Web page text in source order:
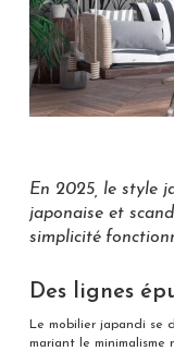
En 2025, le style
japonaise et
simplicité
Des lignes
Le mobilier japandi se
mariant le minimalisme